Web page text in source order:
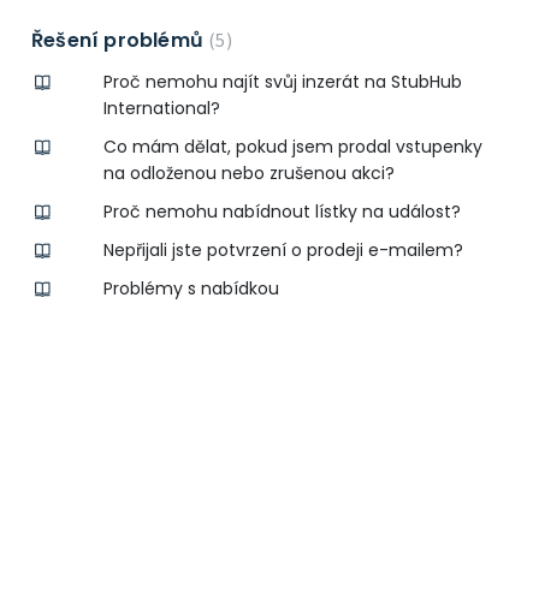
Řešení problémů 5
Proč nemohu najít svůj inzerát na StubHub
International?
Co mám dělat, pokud jsem prodal vstupenky
na odloženou nebo zrušenou akci?
Proč nemohu nabídnout lístky na událost?
Nepřijali jste potvrzení o prodeji e-mailem?
Problémy s nabídkou